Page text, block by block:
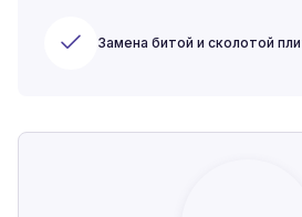
Замена битой и сколотой